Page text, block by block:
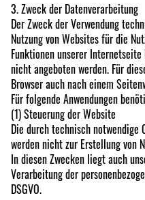
3. Zweck der Datenverarbeitung
Der Zweck der Verwendung
Nutzung von Websites für die
Funktionen unserer
nicht angeboten werden. Für
Browser auch nach einem
Für folgende Anwendungen
(1) Steuerung der Website
Die durch technisch notwendige
werden nicht zur Erstellung von
In diesen Zwecken liegt auch
Verarbeitung der
DSGVO.